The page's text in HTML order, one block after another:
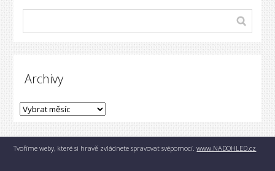
Archivy
Tvoříme weby, které si hravě zvládnete spravovat svépomocí.www.NADOHLED.cz